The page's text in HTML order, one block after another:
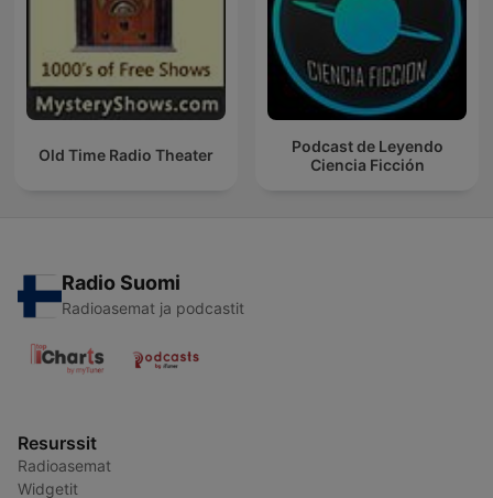
Old Time Radio Theater
Podcast de Leyendo
Ciencia Ficción
Radio Suomi
Radioasemat ja podcastit
Resurssit
Radioasemat
Widgetit